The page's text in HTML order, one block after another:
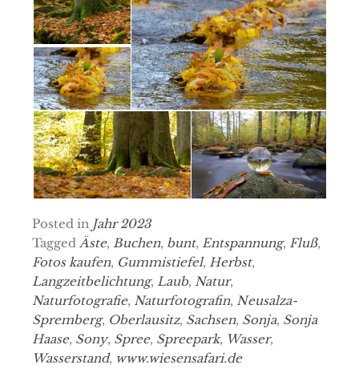
Posted in Jahr 2023
Tagged Äste, Buchen, bunt, Entspannung, Fluß,
Fotos kaufen, Gummistiefel, Herbst,
Langzeitbelichtung, Laub, Natur,
Naturfotografie, Naturfotografin, Neusalza-
Spremberg, Oberlausitz, Sachsen, Sonja, Sonja
Haase, Sony, Spree, Spreepark, Wasser,
Wasserstand, www.wiesensafari.de